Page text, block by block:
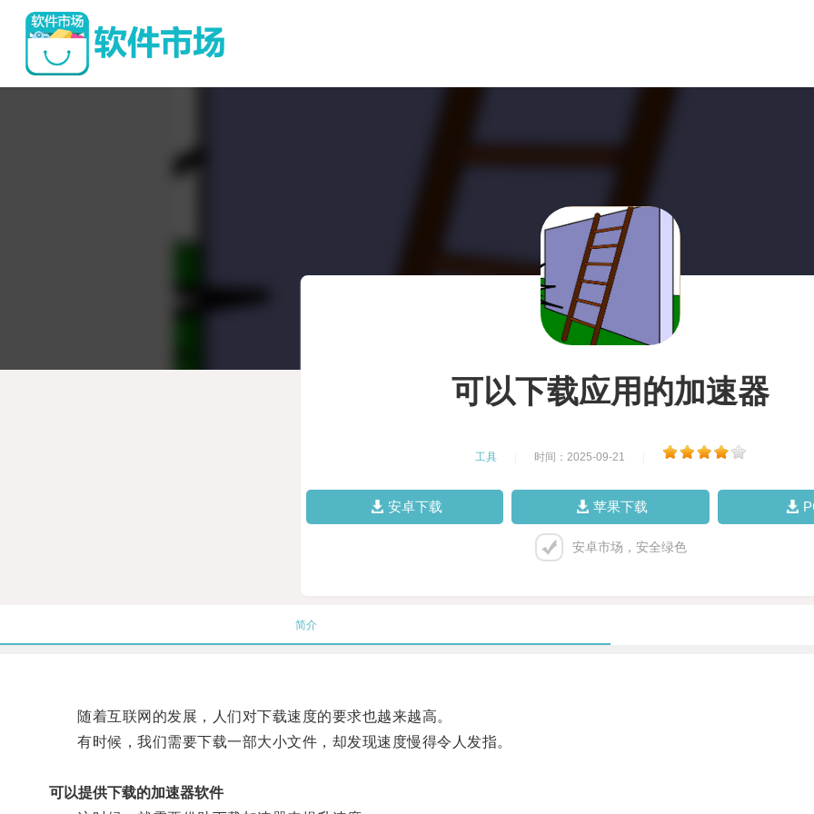
可以下载应用的加速器
工具 时间：2025-09-21
安卓下载 苹果下载
安卓市场，安全绿色
简介
随着互联网的发展，人们对下载速度的要求也越来越高。
有时候，我们需要下载一部大小文件，却发现速度慢得令人发指。
可以提供下载的加速器软件